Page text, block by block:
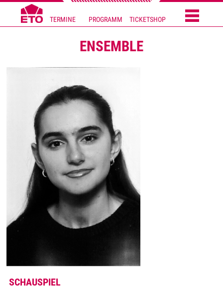
TERMINE PROGRAMM TICKETSHOP
ENSEMBLE
SCHAUSPIEL